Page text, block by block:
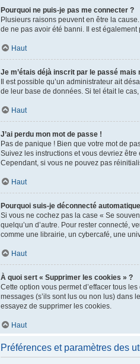
Pourquoi ne puis-je pas me connecter ?
Plusieurs raisons peuvent en être la
de ne pas avoir été banni. Il est
Haut
Je m’étais déjà inscrit par le passé
Il est possible qu’un administrateur ait
de leur base de données. Si tel était le
Haut
J’ai perdu mon mot de passe !
Pas de panique ! Bien que votre mot de
Suivez les instructions et vous devriez
Cependant, si vous ne pouvez pas
Haut
Pourquoi suis-je déconnecté
Si vous ne cochez pas la case « Se
quelqu’un d’autre. Pour rester connecté,
comme une librairie, un cybercafé, une
Haut
À quoi sert « Supprimer les cookies » ?
Cette option vous permet d’effacer tous
messages (s’ils sont lus ou non lus) dans
essayez de supprimer les cookies.
Haut
Préférences et paramètres des